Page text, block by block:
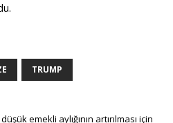
TRUMP
emekli aylığının artırılması için